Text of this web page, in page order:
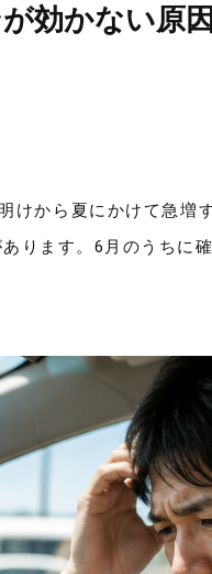
効かない原
けから夏にかけて急増
ります。6月のうちに